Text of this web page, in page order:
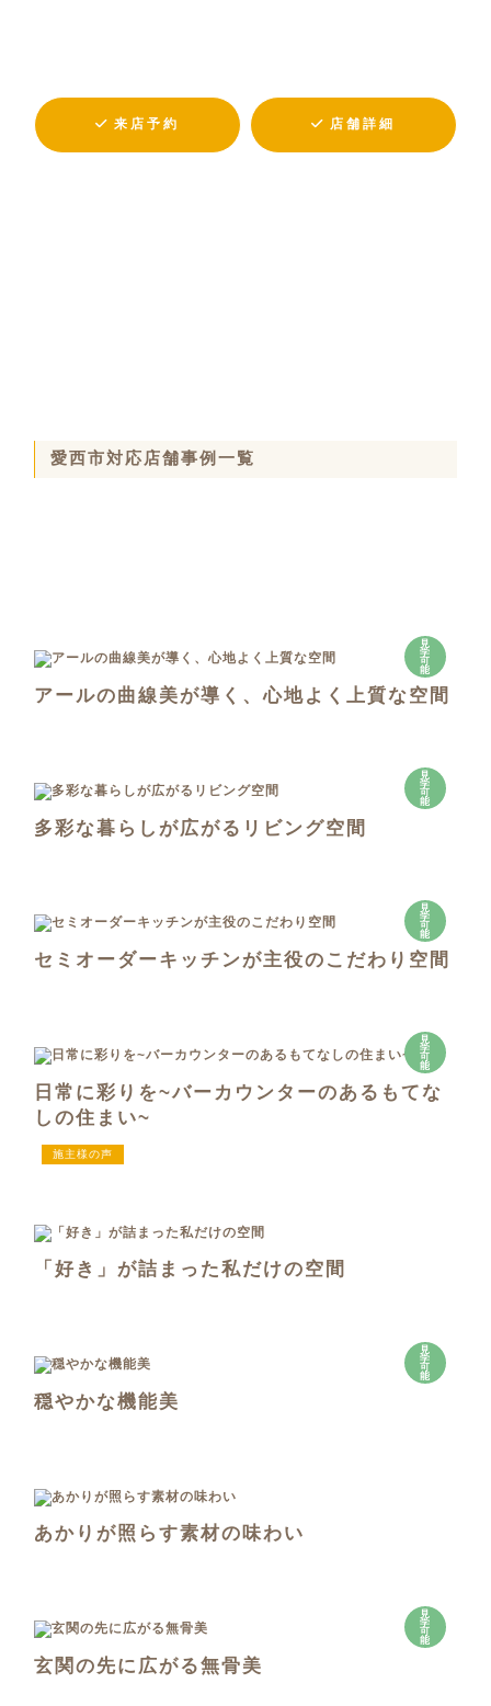
来店予約 店舗詳細
愛西市対応店舗事例一覧
見
学
可
能
アールの曲線美が導く、心地よく上質な空間
見
学
可
能
多彩な暮らしが広がるリビング空間
見
学
可
能
セミオーダーキッチンが主役のこだわり空間
見
学
可
能
日常に彩りを~バーカウンターのあるもてな
しの住まい~
施主様の声
「好き」が詰まった私だけの空間
見
学
可
能
穏やかな機能美
あかりが照らす素材の味わい
見
学
可
能
玄関の先に広がる無骨美